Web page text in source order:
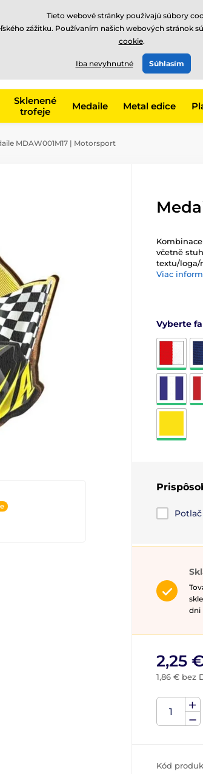
EUR
Sklenené
trofeje
Medaile Metal edice
MDAW001M17 | Motorsport
včetně
textu/loga/
Viac
Vyberte
dni
2,25 €
1,86 € bez
Kód
Tieto webové stránky používajú súbory
zážitku. Používaním našich webových stránok
cookie.
Iba nevyhnutné Súhlasím